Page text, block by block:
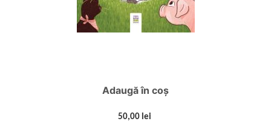
Adaugă în coș
50,00 lei